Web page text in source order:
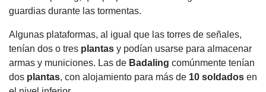
guardias durante las tormentas.
Algunas plataformas, al igual que las torres de señales,
tenían dos o tres plantas y podían usarse para almacenar
armas y municiones. Las de Badaling comúnmente tenían
dos plantas, con alojamiento para más de 10 soldados en